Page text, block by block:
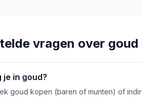
vragen over goud
je in goud?
goud kopen (baren of munten) of